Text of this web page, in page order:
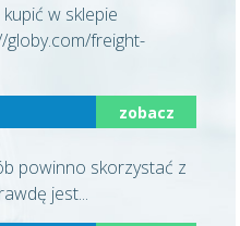
w sklepie
freight-
zobacz
powinno skorzystać z
jest...